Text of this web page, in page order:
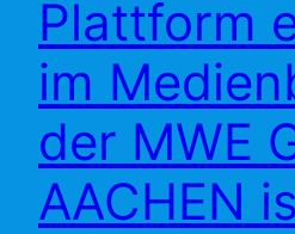
Plattform
im
der MWE
AACHEN